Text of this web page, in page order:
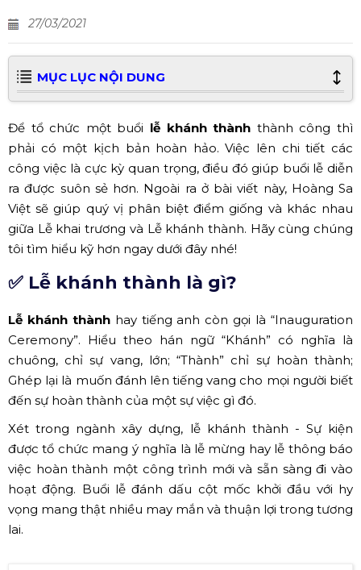
27/03/2021
MỤC LỤC NỘI DUNG
Để tổ chức một buổi lễ khánh thành thành công thì
phải có một kịch bản hoàn hảo. Việc lên chi tiết các
công việc là cực kỳ quan trọng, điều đó giúp buổi lễ diễn
ra được suôn sẻ hơn. Ngoài ra ở bài viết này, Hoàng Sa
Việt sẽ giúp quý vị phân biệt điểm giống và khác nhau
giữa Lễ khai trương và Lễ khánh thành. Hãy cùng chúng
tôi tìm hiểu kỹ hơn ngay dưới đây nhé!
✅ Lễ khánh thành là gì?
Lễ khánh thànhhay tiếng anh còn gọi là “Inauguration
Ceremony”. Hiểu theo hán ngữ “Khánh” có nghĩa là
chuông, chỉ sự vang, lớn; “Thành” chỉ sự hoàn thành;
Ghép lại là muốn đánh lên tiếng vang cho mọi người biết
đến sự hoàn thành của một sự việc gì đó.
Xét trong ngành xây dựng, lễ khánh thành - Sự kiện
được tổ chức mang ý nghĩa là lễ mừng hay lễ thông báo
việc hoàn thành một công trình mới và sẵn sàng đi vào
hoạt động. Buổi lễ đánh dấu cột mốc khởi đầu với hy
vọng mang thật nhiều may mắn và thuận lợi trong tương
lai.